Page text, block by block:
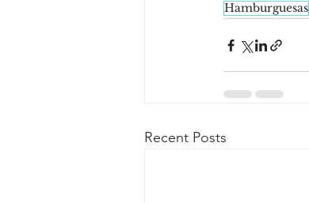
Hamburguesas
Recent Posts